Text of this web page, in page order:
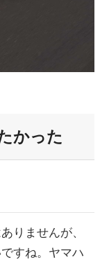
かった
りませんが、
すね。ヤマハ